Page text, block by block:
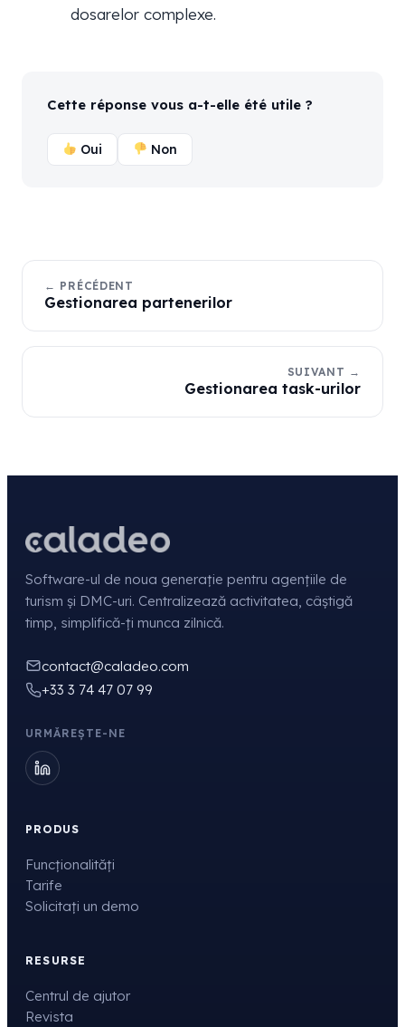
dosarelor complexe.
Cette réponse vous a-t-elle été utile ?
Oui Non
← PRÉCÉDENT
Gestionarea partenerilor
SUIVANT →
Gestionarea task-urilor
Software-ul de noua generație pentru agențiile de
turism și DMC-uri. Centralizează activitatea, câștigă
timp, simplifică-ți munca zilnică.
contact@caladeo.com
+33 3 74 47 07 99
URMĂREȘTE-NE
PRODUS
Funcționalități
Tarife
Solicitați un demo
RESURSE
Centrul de ajutor
Revista